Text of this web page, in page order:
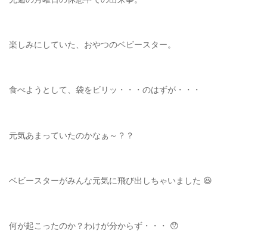
楽しみにしていた、おやつのベビースター。
食べようとして、袋をビリッ・・・のはずが・・・
元気あまっていたのかなぁ～？？
ベビースターがみんな元気に飛び出しちゃいました 😆
何が起こったのか？わけが分からず・・・ 😯